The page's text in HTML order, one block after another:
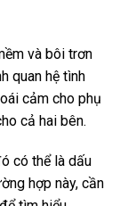
và bôi trơn
quan hệ tình
cảm cho phụ
cả hai bên.
có thể là dấu
hợp này, cần